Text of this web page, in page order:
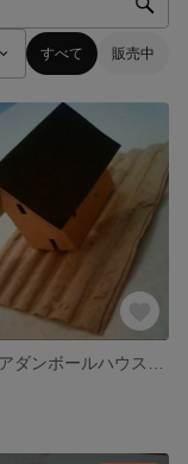
すべて 販売中